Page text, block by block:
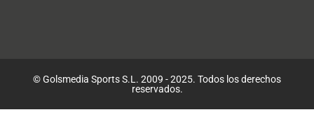
© Golsmedia Sports S.L. 2009 - 2025. Todos los derechos
reservados.